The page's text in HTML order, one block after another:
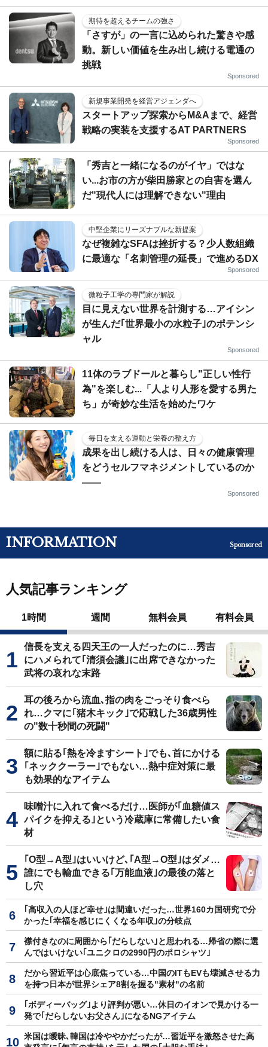
期待を超えるチームの強さ
「さすが」の一言に込められた驚きや感
動。新しい価値を生み出し続ける電通の
挑戦
Sponsored
新規事業開発を経営アジェンダへ
スタートアップ探索からM&Aまで、経営
戦略の実装を支援するAT PARTNERS
Sponsored
「秀吉と一緒になるのがイヤ」ではな
い...お市の方が柴田勝家との自害を選ん
だ"現代人には理解できない"理由
中堅企業にリーズナブルな新提案
なぜ複雑なSFAは挫折する？少人数組織
に最適な「名刺管理の延長」で進めるDX
Sponsored
微粒子工学の専門家が解説
目に見えない世界を計測する…アイシン
が生んだ｢世界最小の水粒子｣のポテンシ
ャル
Sponsored
11体のラブドールと暮らし"正しい性行
為"を楽しむ...「人より人形を愛する男た
ち」が奇妙な生活を始めたワケ
毎日を支える運動と栄養の整え方
成果を出し続ける人は、日々の健康管理
をどうセルフマネジメントしているのか
——
Sponsored
INFORMATION Sponsored
人気記事ランキング
1時間 週間 無料会員 有料会員
信長を支える四天王の一人だったのに…秀吉
にハメられて｢清須会議｣に出席できなかった
武将の哀れな末路
耳の後ろから流血､指の肉をごっそり食べら
れ…クマに｢猪木キック｣で応戦した36歳男性
の"数十秒間の死闘"
額に貼る｢熱を冷ますシート｣でも､首にかける
｢ネッククーラー｣でもない…熱中症対策に最
も効果的なアイテム
味噌汁に入れて食べるだけ…医師が｢血糖値ス
パイクを抑える｣という冷蔵庫に常備したい食
材
｢O型→A型｣はいいけど､｢A型→O型｣はダメ…
誰にでも輸血できる｢万能血液｣の最後の落と
し穴
｢高収入の人ほど幸せ｣は間違いだった…世界160カ国研究で分
かった｢幸福を感じにくくなる年収｣の分岐点
襟付きなのに周囲から｢だらしない｣と思われる…帰省の際に選
んではいけない｢ユニクロの2990円のポロシャツ｣
だから習近平は心底焦っている…中国のITもEVも壊滅させる力
を持つ日本が世界シェア8割を握る"素材"の名前
｢ボディーバッグ｣より評判が悪い…休日のイオンで見かける一
発で｢だらしないお父さん｣になるNGアイテム
米国は曖昧､韓国は冷ややかだったが…習近平を激怒させた高